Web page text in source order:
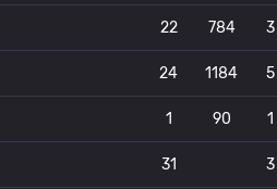
22 784 3
24 1184 5
1 90 1
31 3